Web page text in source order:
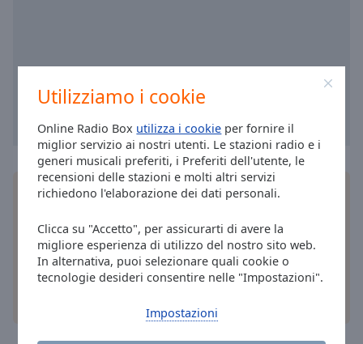
Utilizziamo i cookie
Online Radio Box utilizza i cookie per fornire il
miglior servizio ai nostri utenti. Le stazioni radio e i
generi musicali preferiti, i Preferiti dell'utente, le
recensioni delle stazioni e molti altri servizi
richiedono l'elaborazione dei dati personali.
Clicca su "Accetto", per assicurarti di avere la
migliore esperienza di utilizzo del nostro sito web.
In alternativa, puoi selezionare quali cookie o
tecnologie desideri consentire nelle "Impostazioni".
Impostazioni
Opacity
Background
Installal'applicazionegratuita Online Radio Box
radio online preferite – ovunque ti trovi!